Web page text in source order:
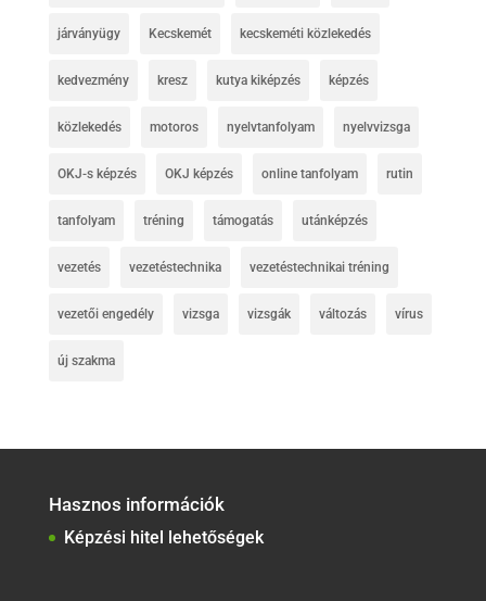
járványügy Kecskemét kecskeméti közlekedés
kedvezmény kresz kutya kiképzés képzés
közlekedés motoros nyelvtanfolyam nyelvvizsga
OKJ-s képzés OKJ képzés online tanfolyam rutin
tanfolyam tréning támogatás utánképzés
vezetés vezetéstechnika vezetéstechnikai tréning
vezetői engedély vizsga vizsgák változás vírus
új szakma
Hasznos információk
Képzési hitel lehetőségek